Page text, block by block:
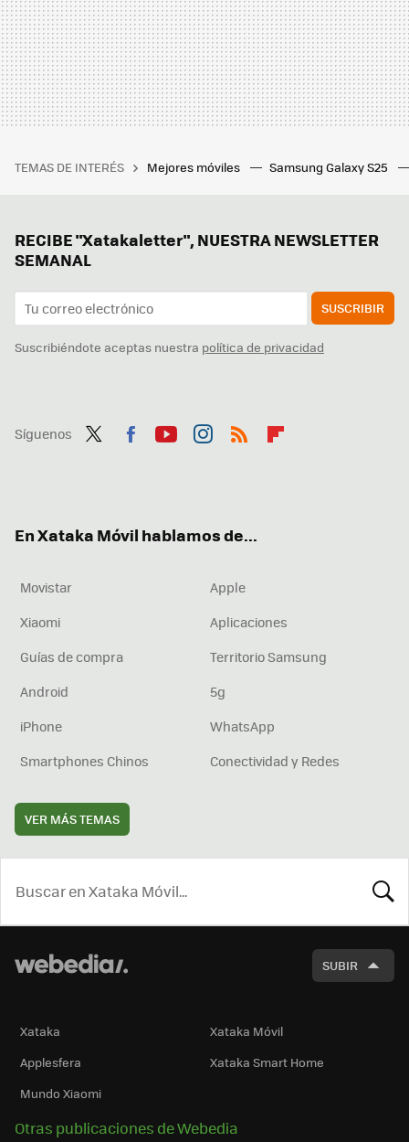
TEMAS DE INTERÉS Mejores móviles Samsung Galaxy S25
RECIBE "Xatakaletter", NUESTRA NEWSLETTER
SEMANAL
SUSCRIBIR
Suscribiéndote aceptas nuestra política de privacidad
Síguenos
En Xataka Móvil hablamos de...
Movistar
Apple
Xiaomi
Aplicaciones
Guías de compra
Territorio Samsung
Android
5g
iPhone
WhatsApp
Smartphones Chinos
Conectividad y Redes
VER MÁS TEMAS
SUBIR
Xataka
Xataka Móvil
Applesfera
Xataka Smart Home
Mundo Xiaomi
Otras publicaciones de Webedia